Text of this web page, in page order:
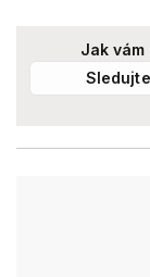
Jak vám